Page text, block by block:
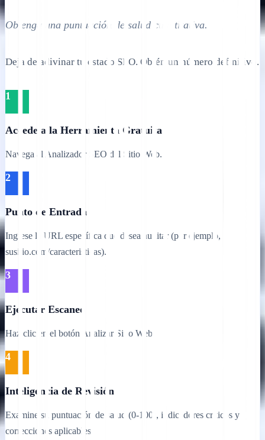
Obtenga una puntuación de salud cuantitativa.
Deja de adivinar tu estado SEO. Obtén un número definitivo.
1
Accede a la Herramienta Gratuita
Navega al Analizador SEO del Sitio Web.
2
Punto de Entrada
Ingrese la URL específica que desea auditar (por ejemplo,
susitio.com/caracteristicas).
3
Ejecutar Escaneo
Haz clic en el botón Analizar Sitio Web.
4
Inteligencia de Revisión
Examine su puntuación de salud (0-100), indicadores críticos y
correcciones aplicables.